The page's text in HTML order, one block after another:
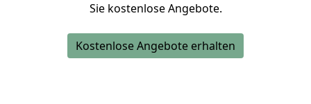
Sie kostenlose Angebote.
Kostenlose Angebote erhalten